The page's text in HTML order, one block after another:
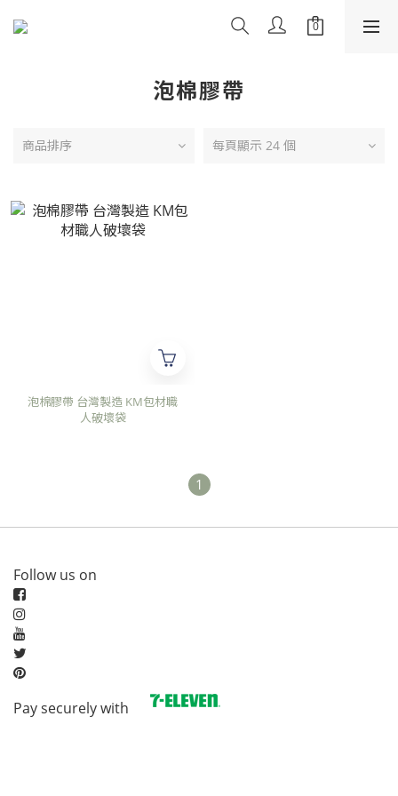
泡棉膠帶
商品排序 每頁顯示 24 個
泡棉膠帶 台灣製造 KM包材職
人破壞袋
1
Follow us on
Pay securely with